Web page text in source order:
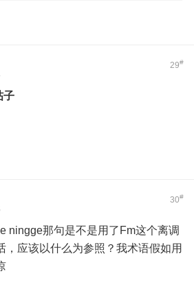
29#
子
30#
ningge那句是不是用了Fm这个离调
，应该以什么为参照？我术语假如用